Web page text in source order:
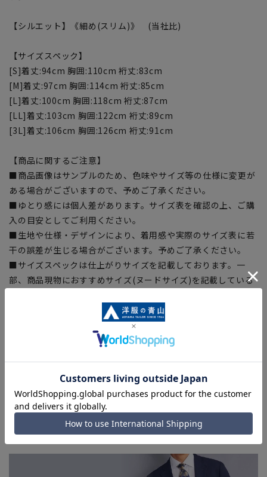
【シルエット】《細め(スリム)》 (当社比)
【サイズスペック】
[S]着丈:94cm 胸囲:110cm 裄丈:83cm
[M]着丈:97cm 胸囲:114cm 裄丈:85cm
[L]着丈:100cm 胸囲:118cm 裄丈:87cm
[LL]着丈:103cm 胸囲:122cm 裄丈:89cm
[3L]着丈:106cm 胸囲:126cm 裄丈:91cm
【商品に関するご注意】
■商品画像はサンプルのため、色味やサイズ等の仕様に変更が
ある場合がございますので、予めご了承ください。
■ゆとり感には個人差があります。サイズ表を確認の上、ご購
入の目安としてご利用ください。
■生地や仕様・デザインにより、着用感や実際のサイズ表に若
干の誤差が生じる場合がございます。予めご了承ください。
■サイズスペックは仕上がりサイズを記載しております。一
部、商品現物におすすめサイズ(ヌードサイズ)を記載している
■ブラウザやお使いのモニター環境、また撮影時の室内外の光
加減により、実際の商品と掲載画像の色味が異なる場合がござ
を完了できない場合がございます。予めご了承ください。
■お急ぎ発送のご注文につきましても、ご注文のタイミングに
よってはお急ぎ発送サービスを選択できない場合がございま